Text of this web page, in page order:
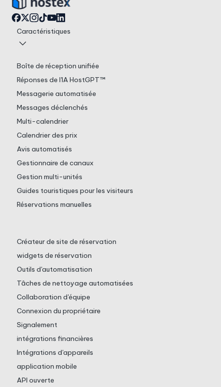
Caractéristiques
Boîte de réception unifiée
Réponses de l'IA HostGPT™
Messagerie automatisée
Messages déclenchés
Multi-calendrier
Calendrier des prix
Avis automatisés
Gestionnaire de canaux
Gestion multi-unités
Guides touristiques pour les visiteurs
Réservations manuelles
Créateur de site de réservation
widgets de réservation
Outils d'automatisation
Tâches de nettoyage automatisées
Collaboration d'équipe
Connexion du propriétaire
Signalement
intégrations financières
Intégrations d'appareils
application mobile
API ouverte